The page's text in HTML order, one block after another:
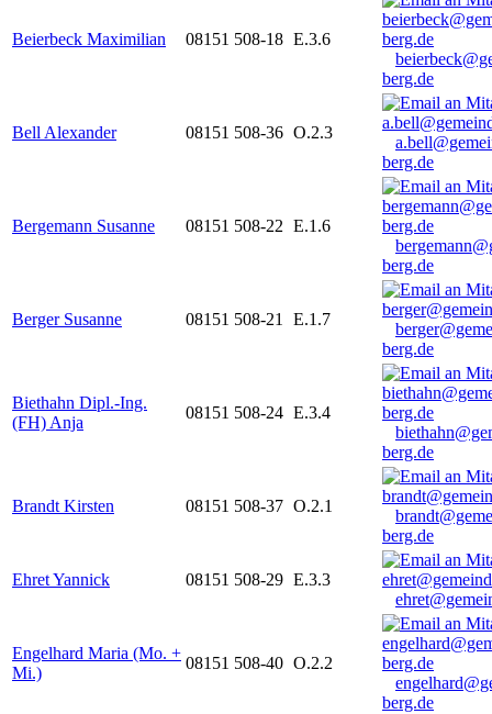
Beierbeck Maximilian 08151 508-18 E.3.6
berg.de
Bell Alexander 08151 508-36 O.2.3
berg.de
Bergemann Susanne 08151 508-22 E.1.6
berg.de
Berger Susanne 08151 508-21 E.1.7
berg.de
Biethahn Dipl.-Ing.
(FH) Anja
08151 508-24 E.3.4
berg.de
Brandt Kirsten 08151 508-37 O.2.1
berg.de
Ehret Yannick 08151 508-29 E.3.3
Engelhard Maria (Mo. +
Mi.)
08151 508-40 O.2.2
berg.de